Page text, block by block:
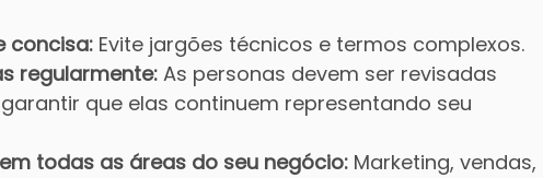
concisa: Evite jargões técnicos e termos complexos.
regularmente: As personas devem ser revisadas
que elas continuem representando seu
todas as áreas do seu negócio: Marketing, vendas,